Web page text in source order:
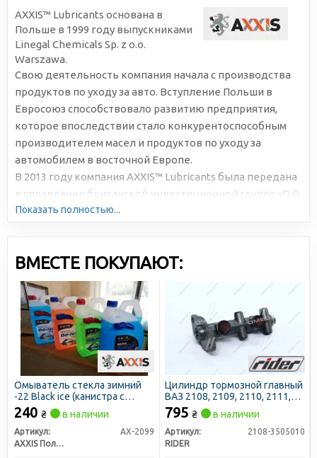
AXXIS™ Lubricants основана в
Польше в 1999 году выпускниками
Linegal Chemicals Sp. z o.o.
Warszawa.
Свою деятельность компания начала с производства
продуктов по уходу за авто. Вступление Польши в
Евросоюз способствовало развитию предприятия,
которое впоследствии стало конкурентоспособным
производителем масел и продуктов по уходу за
автомобилем в восточной Европе.
В 2013 году компания AXXIS™ Lubricants была передана
в управление британской инвестиционной группе «D.B.
Development Services Limited» UK, что позволило
рынке.
В настоящее время в ассортименте производимых под
этим брендом товаров не только автохимия и
технические жидкости, но и товары широкого
потребления, предназначенные для туризма или
повседневного использования.
Показать полностью...
ВМЕСТЕ ПОКУПАЮТ:
Омыватель стекла зимний
-22 Black ice (канистра с
лейкой носик) 4л (AXXIS)
240 ₴ в наличии
Артикул:
AX-2099
AXXIS Польша
Цилиндр тормозной главный
ВАЗ 2108, 2109, 2110, 2111,
2112, 2115 (RIDER)
795 ₴ в наличии
Артикул:
2108-3505010
RIDER